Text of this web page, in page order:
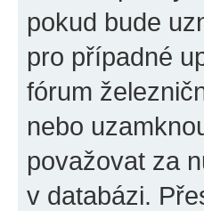
pokud bude
pro případné
fórum
nebo
považovat za
v databázi.